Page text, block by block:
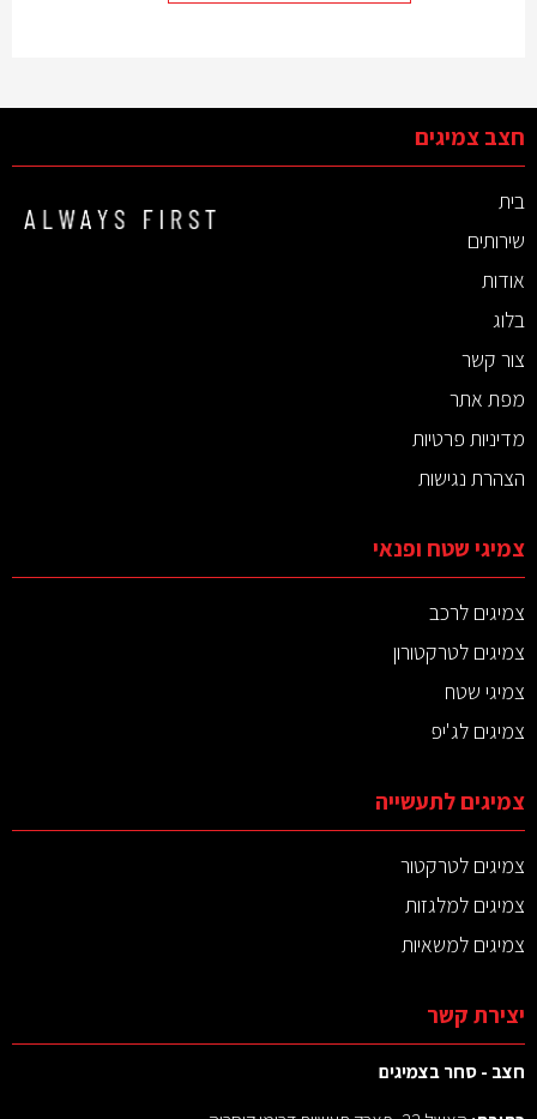
חצב צמיגים
בית
שירותים
אודות
בלוג
צור קשר
מפת אתר
מדיניות פרטיות
הצהרת נגישות
צמיגי שטח ופנאי
צמיגים לרכב
צמיגים לטרקטורון
צמיגי שטח
צמיגים לג'יפ
צמיגים לתעשייה
צמיגים לטרקטור
צמיגים למלגזות
צמיגים למשאיות
יצירת קשר
חצב - סחר בצמיגים